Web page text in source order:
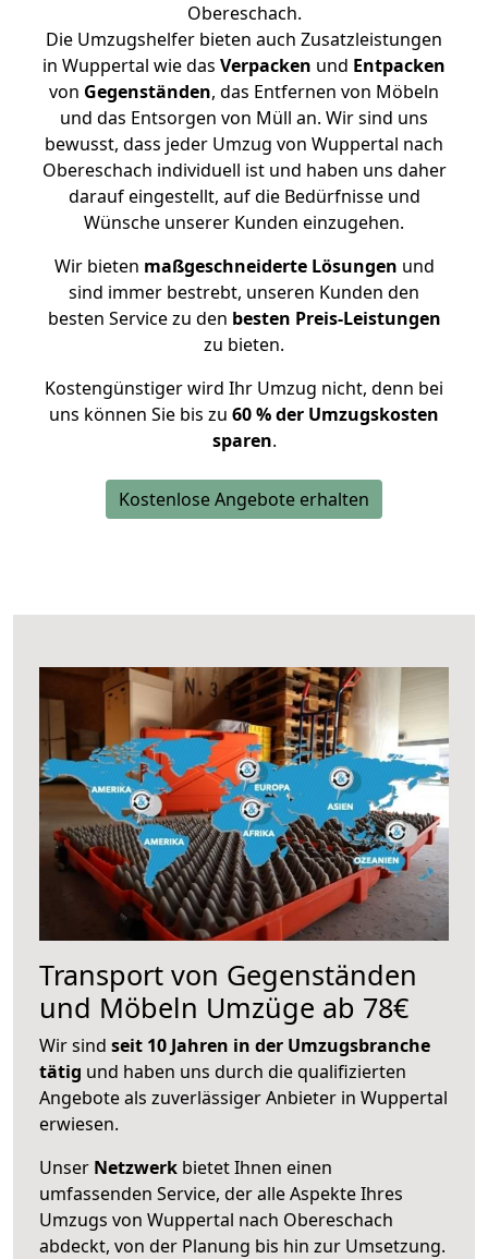
Obereschach.
Die Umzugshelfer bieten auch Zusatzleistungen
in Wuppertal wie das Verpacken und Entpacken
von Gegenständen, das Entfernen von Möbeln
und das Entsorgen von Müll an. Wir sind uns
bewusst, dass jeder Umzug von Wuppertal nach
Obereschach individuell ist und haben uns daher
darauf eingestellt, auf die Bedürfnisse und
Wünsche unserer Kunden einzugehen.
Wir bieten maßgeschneiderte Lösungen und
sind immer bestrebt, unseren Kunden den
besten Service zu den besten Preis-Leistungen
zu bieten.
Kostengünstiger wird Ihr Umzug nicht, denn bei
uns können Sie bis zu 60 % der Umzugskosten
sparen.
Kostenlose Angebote erhalten
Transport von Gegenständen
und Möbeln Umzüge ab 78€
Wir sind seit 10 Jahren in der Umzugsbranche
tätig und haben uns durch die qualifizierten
Angebote als zuverlässiger Anbieter in Wuppertal
erwiesen.
Unser Netzwerk bietet Ihnen einen
umfassenden Service, der alle Aspekte Ihres
Umzugs von Wuppertal nach Obereschach
abdeckt, von der Planung bis hin zur Umsetzung.